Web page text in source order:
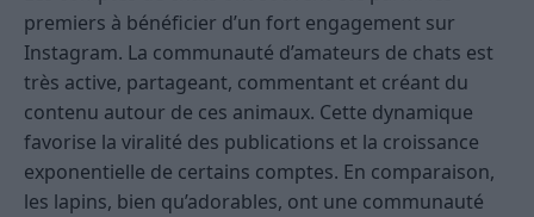
premiers à bénéficier d’un fort engagement sur
Instagram. La communauté d’amateurs de chats est
très active, partageant, commentant et créant du
contenu autour de ces animaux. Cette dynamique
favorise la viralité des publications et la croissance
exponentielle de certains comptes. En comparaison,
les lapins, bien qu’adorables, ont une communauté